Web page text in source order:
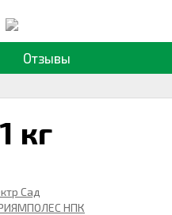
Отзывы
1 кг
Сад
НПК